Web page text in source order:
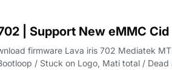
| Support New eMMC Cid
firmware Lava iris 702 Mediatek
/ Stuck on Logo, Mati total / Dead